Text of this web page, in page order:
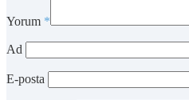
Yorum *
Ad
E-posta